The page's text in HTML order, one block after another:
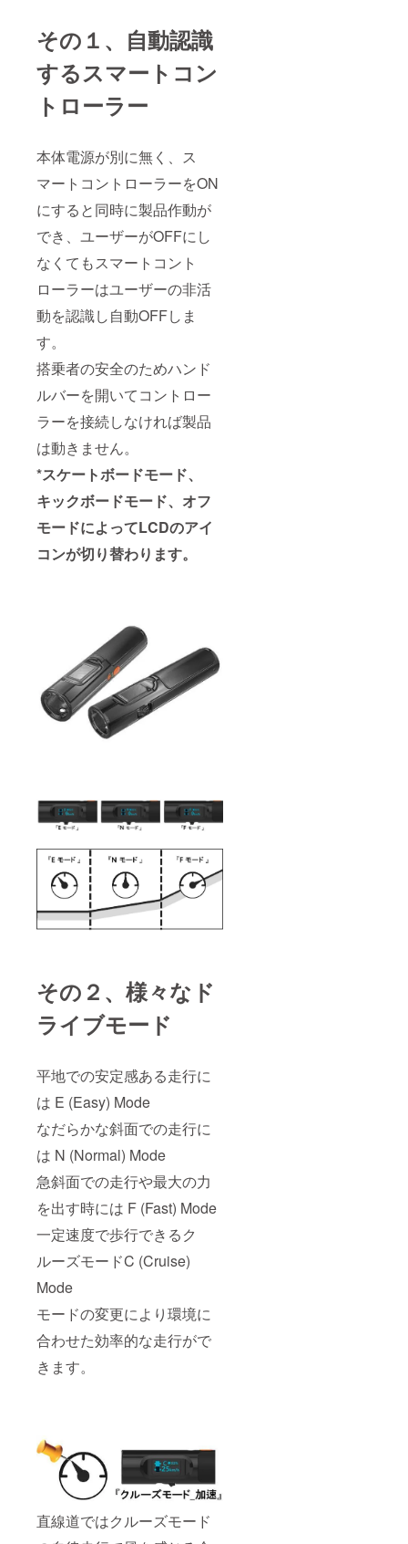
その１、自動認識
するスマートコン
トローラー
本体電源が別に無く、ス
マートコントローラーをON
にすると同時に製品作動が
でき、ユーザーがOFFにし
なくてもスマートコント
ローラーはユーザーの非活
動を認識し自動OFFしま
す。
搭乗者の安全のためハンド
ルバーを開いてコントロー
ラーを接続しなければ製品
は動きません。
*スケートボードモード、
キックボードモード、オフ
モードによってLCDのアイ
コンが切り替わります。
その２、様々なド
ライブモード
平地での安定感ある走行に
は E (Easy) Mode
なだらかな斜面での走行に
は N (Normal) Mode
急斜面での走行や最大の力
を出す時には F (Fast) Mode
一定速度で歩行できるク
ルーズモードC (Cruise)
Mode
モードの変更により環境に
合わせた効率的な走行がで
きます。
直線道ではクルーズモード